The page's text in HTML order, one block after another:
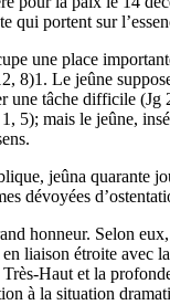
qui portent sur
une place
8)1. Le jeûne
tâche difficile
5); mais le jeûne,
jeûna
dévoyées
honneur. Selon
liaison étroite
Haut et la
à la situation